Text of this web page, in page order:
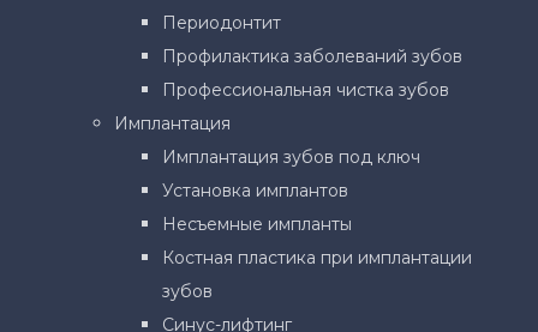
Периодонтит
Профилактика заболеваний зубов
Профессиональная чистка зубов
Имплантация
Имплантация зубов под ключ
Установка имплантов
Несъемные импланты
Костная пластика при имплантации
зубов
Синус-лифтинг